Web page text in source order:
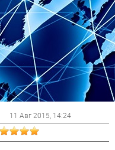
11 Авг 2015 , 14:24